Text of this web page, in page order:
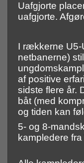
Uafgjorte
uafgjorte.
I rækkerne U5-
netbanerne)
af positive
sidste flere år.
båt (med
og tiden kan
5- og 8-
kampledere